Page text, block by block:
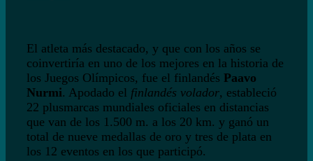
El atleta más destacado, y que con los años se
coinvertiría en uno de los mejores en la historia de
los Juegos Olímpicos, fue el finlandés Paavo
Nurmi. Apodado el finlandés volador, estableció
22 plusmarcas mundiales oficiales en distancias
que van de los 1.500 m. a los 20 km. y ganó un
total de nueve medallas de oro y tres de plata en
los 12 eventos en los que participó.